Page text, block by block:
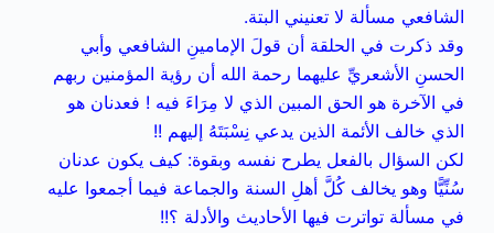
الشافعي مسألة لا تعنيني البتة.
وقد ذكرت في الحلقة أن قولَ الإمامينِ الشافعي وأبي
الحسنِ الأشعريِّ عليهما رحمة الله أن رؤية المؤمنين ربهم
في الآخرة هو الحق المبين الذي لا مِرَاءَ فيه ! فعدنان هو
الذي خالف الأئمة الذين يدعي نِسْبَتَهُ إليهم !!
لكن السؤال بالفعل يطرح نفسه وبقوة: كيف يكون عدنان
سُنِّيًّا وهو يخالف كُلَّ أهلِ السنة والجماعة فيما أجمعوا عليه
في مسألة تواترت فيها الأحاديث والأدلة ؟!!